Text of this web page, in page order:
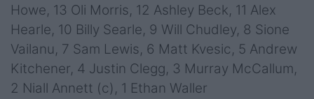
Howe, 13 Oli Morris, 12 Ashley Beck, 11 Alex
Hearle, 10 Billy Searle, 9 Will Chudley, 8 Sione
Vailanu, 7 Sam Lewis, 6 Matt Kvesic, 5 Andrew
Kitchener, 4 Justin Clegg, 3 Murray McCallum,
2 Niall Annett (c), 1 Ethan Waller